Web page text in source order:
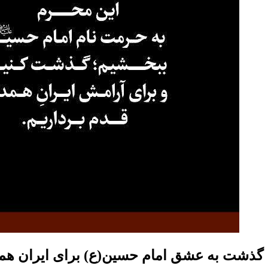
گذشت به عشق امام حسین(ع) برای ایران